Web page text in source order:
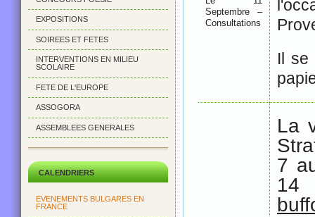
Septembre –
Consultations
Il se
La
7
EXPOSITIONS
SOIREES ET FETES
INTERVENTIONS EN MILIEU
SCOLAIRE
FETE DE L'EUROPE
ASSOGORA
ASSEMBLEES GENERALES
CALENDRIERS
EVENEMENTS BULGARES EN
FRANCE